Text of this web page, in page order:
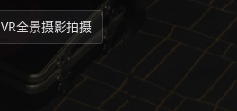
VR全景摄影拍摄